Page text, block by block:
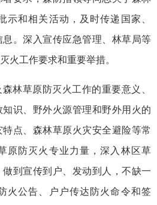
示和相关活动，及时传递国家、
。深入宣传应急管理、林草局等
火工作要求和重要举措。
森林草原防灭火工作的重要意义、
识、野外火源管理和野外用火的
点、森林草原火灾安全避险等常
原防灭火专业力量，深入林区草
到宣传到户、发动到人，不缺一
火公告、户户传达防火命令和签